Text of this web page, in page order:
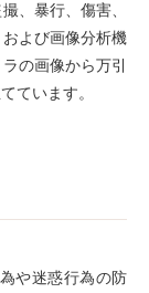
、暴行、傷害、
よび画像分析機
の画像から万引
ています。
や迷惑行為の防